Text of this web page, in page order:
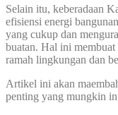
Selain itu, keberadaan
efisiensi energi
yang cukup dan
buatan. Hal ini
ramah lingkungan dan
Artikel ini akan
penting yang mungkin